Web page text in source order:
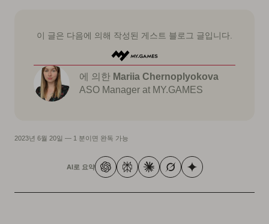
이 글은 다음에 의해 작성된 게스트 블로그 글입니다.
에 의한 Mariia Chernoplyokova
ASO Manager at MY.GAMES
2023년 6월 20일 — 1 분이면 완독 가능
AI로 요약